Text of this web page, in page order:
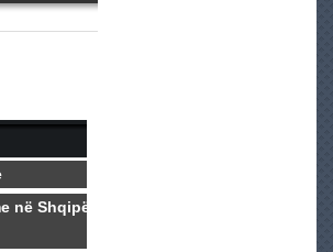
në Shqipëri